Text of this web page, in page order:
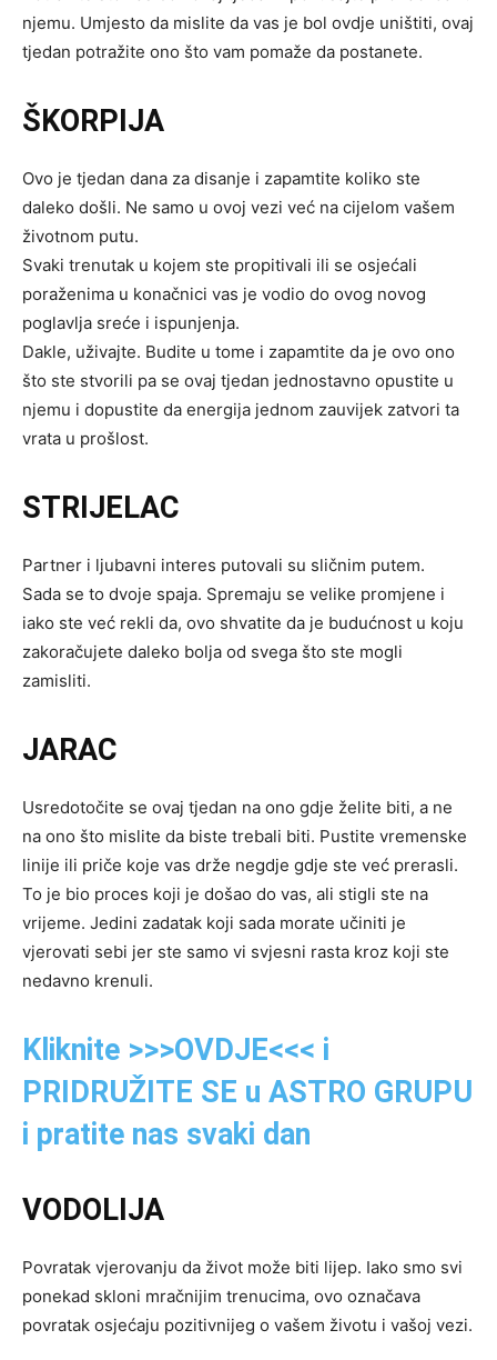
njemu. Umjesto da mislite da vas je bol ovdje uništiti, ovaj
tjedan potražite ono što vam pomaže da postanete.
ŠKORPIJA
Ovo je tjedan dana za disanje i zapamtite koliko ste
daleko došli. Ne samo u ovoj vezi već na cijelom vašem
životnom putu.
Svaki trenutak u kojem ste propitivali ili se osjećali
poraženima u konačnici vas je vodio do ovog novog
poglavlja sreće i ispunjenja.
Dakle, uživajte. Budite u tome i zapamtite da je ovo ono
što ste stvorili pa se ovaj tjedan jednostavno opustite u
njemu i dopustite da energija jednom zauvijek zatvori ta
vrata u prošlost.
STRIJELAC
Partner i ljubavni interes putovali su sličnim putem.
Sada se to dvoje spaja. Spremaju se velike promjene i
iako ste već rekli da, ovo shvatite da je budućnost u koju
zakoračujete daleko bolja od svega što ste mogli
zamisliti.
JARAC
Usredotočite se ovaj tjedan na ono gdje želite biti, a ne
na ono što mislite da biste trebali biti. Pustite vremenske
linije ili priče koje vas drže negdje gdje ste već prerasli.
To je bio proces koji je došao do vas, ali stigli ste na
vrijeme. Jedini zadatak koji sada morate učiniti je
vjerovati sebi jer ste samo vi svjesni rasta kroz koji ste
nedavno krenuli.
Kliknite >>>OVDJE<<< i
PRIDRUŽITE SE u ASTRO GRUPU
i pratite nas svaki dan
VODOLIJA
Povratak vjerovanju da život može biti lijep. Iako smo svi
ponekad skloni mračnijim trenucima, ovo označava
povratak osjećaju pozitivnijeg o vašem životu i vašoj vezi.